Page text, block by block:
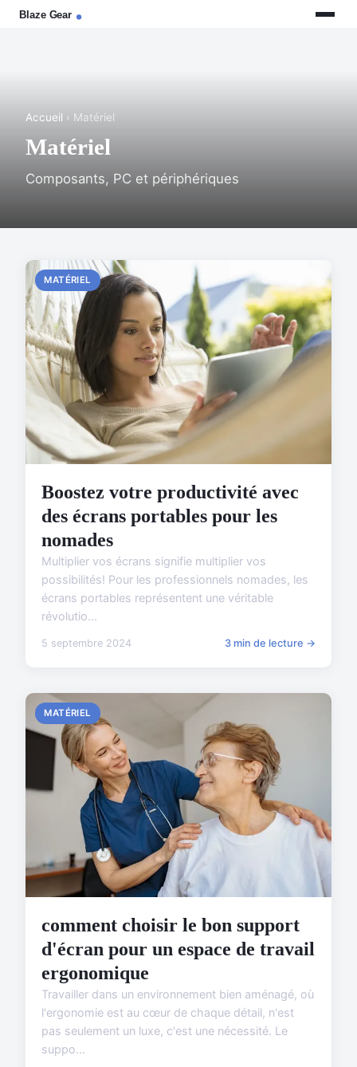
Accueil › Matériel
Matériel
Composants, PC et périphériques
MATÉRIEL
Boostez votre productivité avec
des écrans portables pour les
nomades
Multiplier vos écrans signifie multiplier vos
possibilités! Pour les professionnels nomades, les
écrans portables représentent une véritable
révolutio...
5 septembre 2024 3 min de lecture →
MATÉRIEL
comment choisir le bon support
d'écran pour un espace de travail
ergonomique
Travailler dans un environnement bien aménagé, où
l'ergonomie est au cœur de chaque détail, n'est
pas seulement un luxe, c'est une nécessité. Le
suppo...